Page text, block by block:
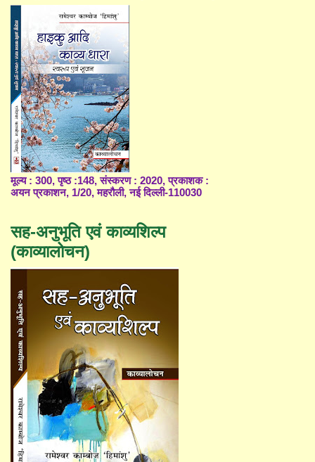
मूल्य : 300, पृष्ठ :148, संस्करण : 2020, प्रकाशक :
अयन प्रकाशन, 1/20, महरौली, नई दिल्ली-110030
सह-अनुभूति एवं काव्यशिल्प
(काव्यालोचन)